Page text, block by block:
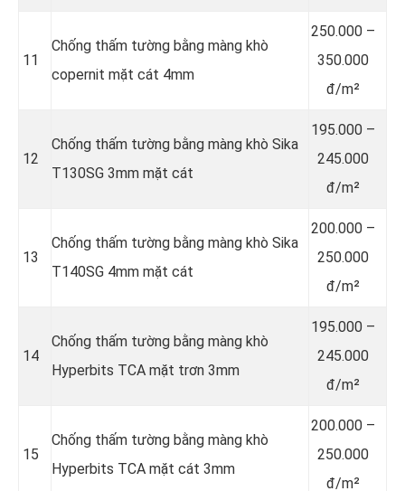
11
Chống thấm tường bằng màng khò
copernit mặt cát 4mm
250.000 –
350.000
đ/m²
12
Chống thấm tường bằng màng khò Sika
T130SG 3mm mặt cát
195.000 –
245.000
đ/m²
13
Chống thấm tường bằng màng khò Sika
T140SG 4mm mặt cát
200.000 –
250.000
đ/m²
14
Chống thấm tường bằng màng khò
Hyperbits TCA mặt trơn 3mm
195.000 –
245.000
đ/m²
15
Chống thấm tường bằng màng khò
Hyperbits TCA mặt cát 3mm
200.000 –
250.000
đ/m²